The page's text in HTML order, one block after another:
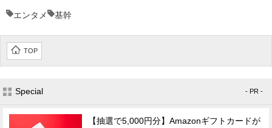
エンタメ 基幹
TOP
Special - PR -
【抽選で5,000円分】Amazonギフトカードが